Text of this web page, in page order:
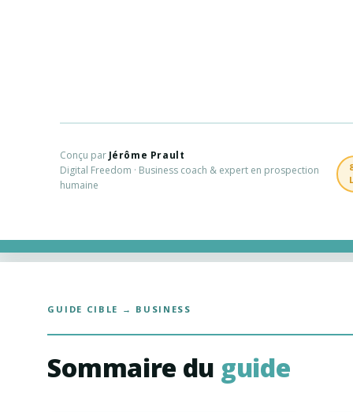
Conçu par Jérôme Prault
Digital Freedom · Business coach & expert en prospection
humaine
GUIDE CIBLE → BUSINESS
Sommaire du guide